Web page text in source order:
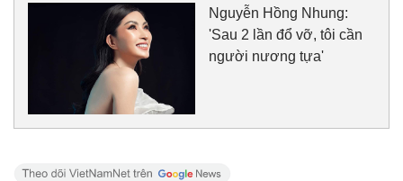
Nguyễn Hồng Nhung:
'Sau 2 lần đổ vỡ, tôi cần
người nương tựa'